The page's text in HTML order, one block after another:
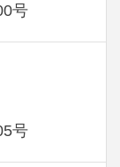
号
号